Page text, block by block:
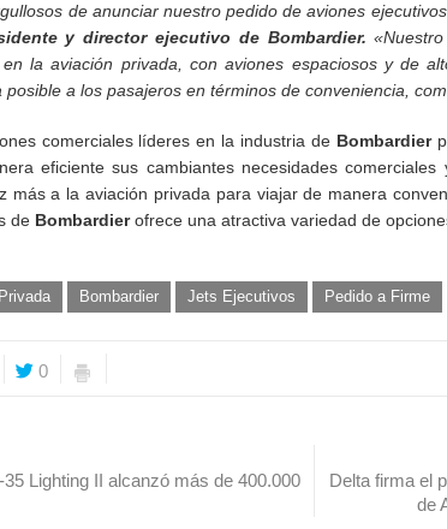
de anunciar nuestro pedido de aviones
y director ejecutivo de Bombardier.
la aviación privada, con aviones espaciosos y de
posible a los pasajeros en términos de conveniencia,
comerciales líderes en la industria de Bombardier
eficiente sus cambiantes necesidades
más a la aviación privada para viajar de manera
de Bombardierofrece una atractiva variedad de
Bombardier Jets Ejecutivos Pedido a Firme
0
35 Lighting II alcanzó más de 400.000
Delta firma el
de